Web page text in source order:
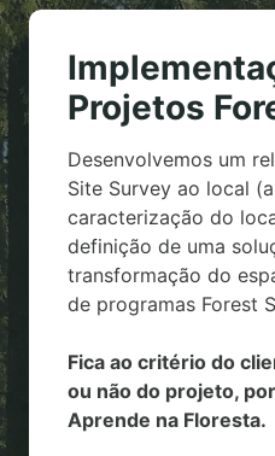
Projetos
Desenvolvemos um
Site Survey ao local
caracterização do
definição de uma
transformação do
de programas Forest
Fica ao critério do
ou não do projeto,
Aprende na Floresta.